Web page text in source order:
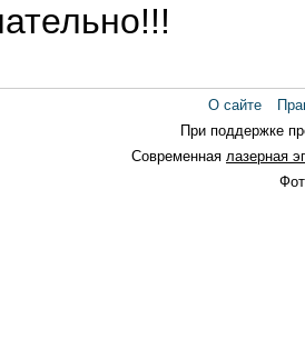
О сайте
При поддержке
Современная лазерная